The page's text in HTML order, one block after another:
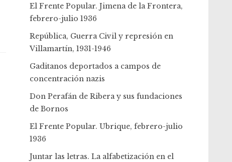
El Frente Popular. Jimena de la Frontera,
febrero-julio 1936
República, Guerra Civil y represión en
Villamartín, 1931-1946
Gaditanos deportados a campos de
concentración nazis
Don Perafán de Ribera y sus fundaciones
de Bornos
El Frente Popular. Ubrique, febrero-julio
1936
Juntar las letras. La alfabetización en el